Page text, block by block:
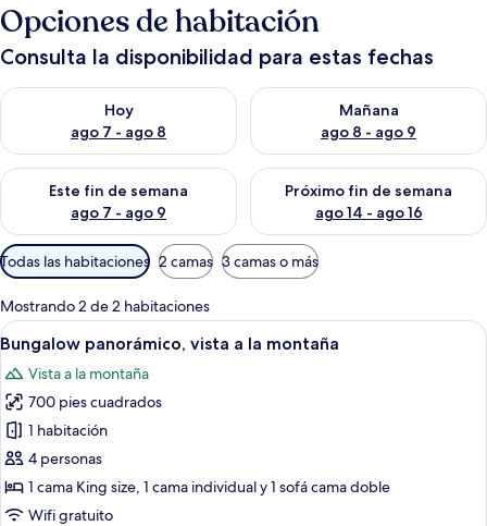
Opciones de habitación
Consulta la disponibilidad para estas fechas
Hoy
ago 7 - ago 8
Consulta la disponibilidad para hoy ago 7 - ago 8
Mañana
ago 8 - ago 9
Consulta la disponibilidad
Este fin de semana
ago 7 - ago 9
Consulta la disponibilidad para este fin de semana ago 7 -
Próximo fin de semana
ago 14 - ago 16
Consulta la disponibilidad
Filtros
disponibles
para
las
habitaciones
Todas las habitaciones 2 camas 3 camas o más
Mostrando 2 de 2 habitaciones
Abrir
todas
las
fotos
de
Bungalow
panorámico,
vista
Un dormitorio en el ático con techo
15
Bungalow panorámico, vista a la montaña
Vista a la montaña
700 pies cuadrados
1 habitación
4 personas
1 cama King size, 1 cama individual y 1 sofá cama doble
Wifi gratuito